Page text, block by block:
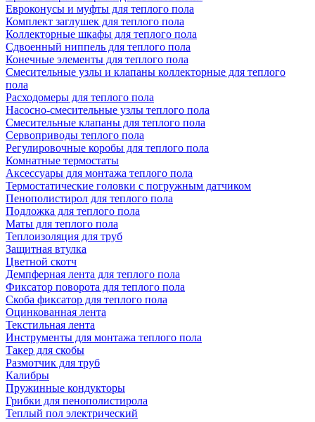
Евроконусы и муфты для теплого пола
Комплект заглушек для теплого пола
Коллекторные шкафы для теплого пола
Сдвоенный ниппель для теплого пола
Конечные элементы для теплого пола
Смесительные узлы и клапаны коллекторные для теплого
пола
Расходомеры для теплого пола
Насосно-смесительные узлы теплого пола
Смесительные клапаны для теплого пола
Сервоприводы теплого пола
Регулировочные коробы для теплого пола
Комнатные термостаты
Аксессуары для монтажа теплого пола
Термостатические головки с погружным датчиком
Пенополистирол для теплого пола
Подложка для теплого пола
Маты для теплого пола
Теплоизоляция для труб
Защитная втулка
Цветной скотч
Демпферная лента для теплого пола
Фиксатор поворота для теплого пола
Скоба фиксатор для теплого пола
Оцинкованная лента
Текстильная лента
Инструменты для монтажа теплого пола
Такер для скобы
Размотчик для труб
Калибры
Пружинные кондукторы
Грибки для пенополистирола
Теплый пол электрический